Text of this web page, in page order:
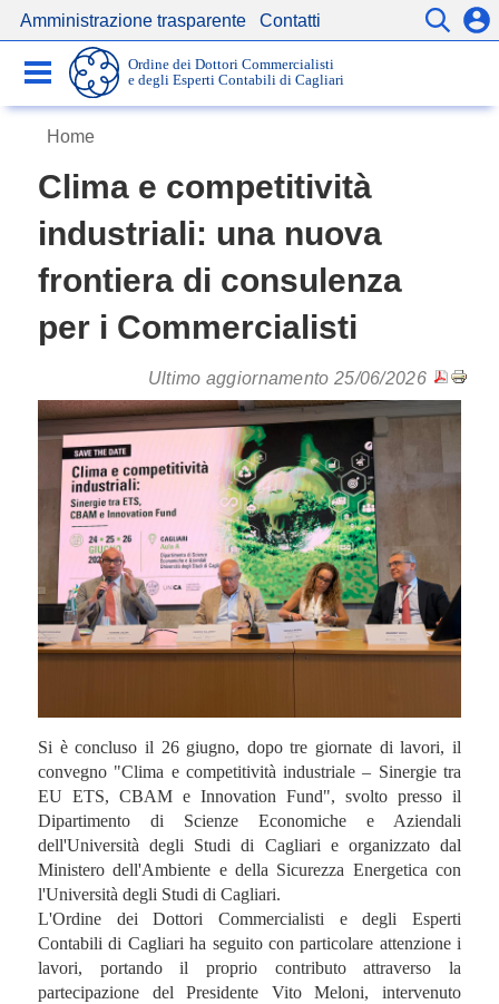
Amministrazione trasparente Contatti
Ordine dei Dottori Commercialisti
e degli Esperti Contabili di Cagliari
Comunicazioni
Home
Clima e competitività
industriali: una nuova
frontiera di consulenza
per i Commercialisti
Ultimo aggiornamento 25/06/2026
Si è concluso il 26 giugno, dopo tre giornate di lavori, il
convegno "Clima e competitività industriale – Sinergie tra
EU ETS, CBAM e Innovation Fund", svolto presso il
Dipartimento di Scienze Economiche e Aziendali
dell'Università degli Studi di Cagliari e organizzato dal
Ministero dell'Ambiente e della Sicurezza Energetica con
l'Università degli Studi di Cagliari.
L'Ordine dei Dottori Commercialisti e degli Esperti
Contabili di Cagliari ha seguito con particolare attenzione i
lavori, portando il proprio contributo attraverso la
partecipazione del Presidente Vito Meloni, intervenuto